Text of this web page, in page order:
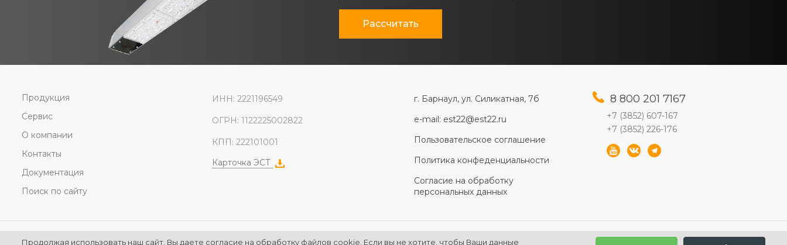
Рассчитать
Продукция
Сервис
О компании
Контакты
Документация
Поиск по сайту
ИНН: 2221196549
ОГРН: 1122225002822
КПП: 222101001
Карточка ЭСТ
г. Барнаул, ул. Силикатная, 7б
e-mail: est22@est22.ru
Пользовательское соглашение
Политика конфеденциальности
Согласие на обработку
персональных данных
8 800 201 7167
+7 (3852) 607-167
+7 (3852) 226-176
2010-2026
Продолжая использовать наш сайт, Вы даете согласие на обработку файлов cookie. Если вы не хотите, чтобы Ваши данные